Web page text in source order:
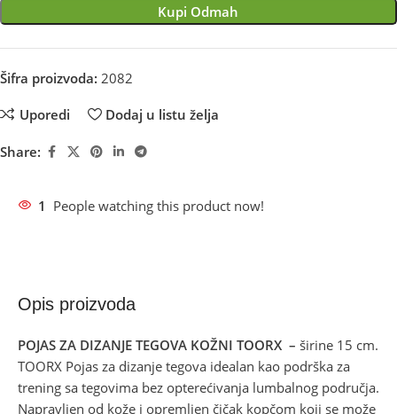
Kupi Odmah
Šifra proizvoda: 2082
Uporedi Dodaj u listu želja
Share:
1 People watching this product now!
Opis proizvoda
POJAS ZA DIZANJE TEGOVA KOŽNI TOORX – širine 15 cm.
TOORX Pojas za dizanje tegova idealan kao podrška za
trening sa tegovima bez opterećivanja lumbalnog područja.
Napravljen od kože i opremljen čičak kopčom koji se može